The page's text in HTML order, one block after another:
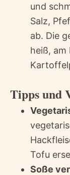
und
Salz,
ab. Die
heiß,
Tipps und
Tofu
Soße